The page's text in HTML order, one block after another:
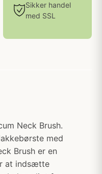
Sikker handel
med SSL
Neck Brush.
med
Brush er en
at indsætte